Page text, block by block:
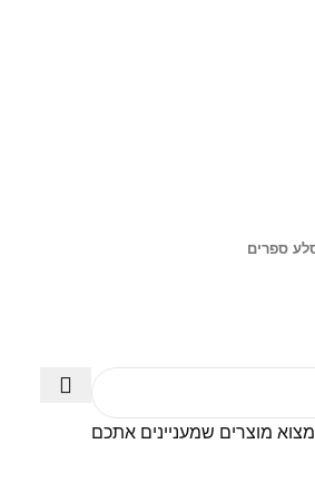
ספרים
מוצרים שמעניינים אתכם